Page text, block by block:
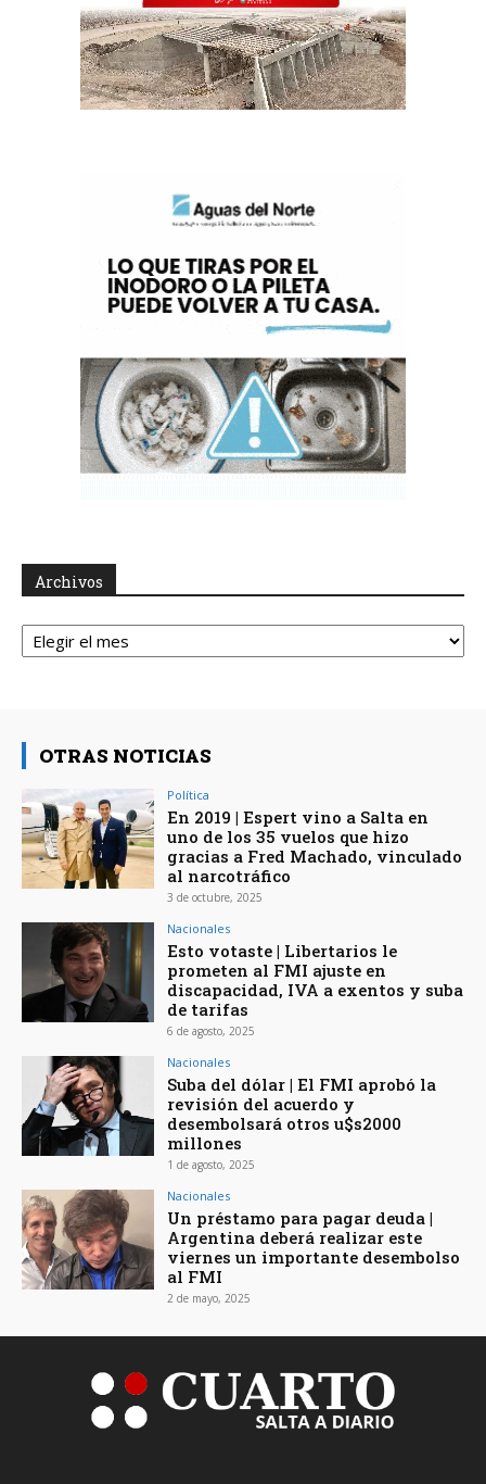
Archivos
Archivos
OTRAS NOTICIAS
Política
En 2019 | Espert vino a Salta en
uno de los 35 vuelos que hizo
gracias a Fred Machado, vinculado
al narcotráfico
3 de octubre, 2025
Nacionales
Esto votaste | Libertarios le
prometen al FMI ajuste en
discapacidad, IVA a exentos y suba
de tarifas
6 de agosto, 2025
Nacionales
Suba del dólar | El FMI aprobó la
revisión del acuerdo y
desembolsará otros u$s2000
millones
1 de agosto, 2025
Nacionales
Un préstamo para pagar deuda |
Argentina deberá realizar este
viernes un importante desembolso
al FMI
2 de mayo, 2025